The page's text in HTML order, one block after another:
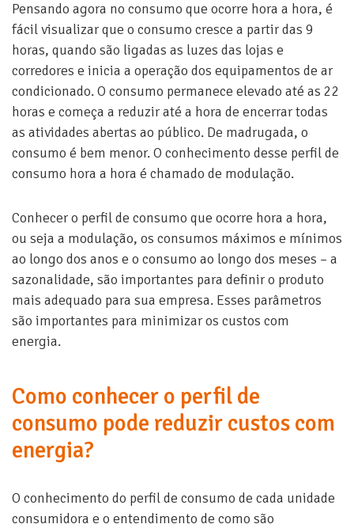
Pensando agora no consumo que ocorre hora a hora, é
fácil visualizar que o consumo cresce a partir das 9
horas, quando são ligadas as luzes das lojas e
corredores e inicia a operação dos equipamentos de ar
condicionado. O consumo permanece elevado até as 22
horas e começa a reduzir até a hora de encerrar todas
as atividades abertas ao público. De madrugada, o
consumo é bem menor. O conhecimento desse perfil de
consumo hora a hora é chamado de modulação.
Conhecer o perfil de consumo que ocorre hora a hora,
ou seja a modulação, os consumos máximos e mínimos
ao longo dos anos e o consumo ao longo dos meses – a
sazonalidade, são importantes para definir o produto
mais adequado para sua empresa. Esses parâmetros
são importantes para minimizar os custos com
energia.
Como conhecer o perfil de
consumo pode reduzir custos com
energia?
O conhecimento do perfil de consumo de cada unidade
consumidora e o entendimento de como são